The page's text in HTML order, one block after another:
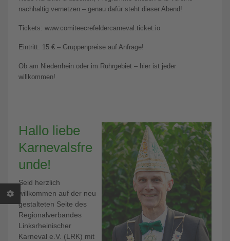
nachhaltig vernetzen – genau dafür steht dieser Abend!
Tickets: www.comiteecrefeldercarneval.ticket.io
Eintritt: 15 € – Gruppenpreise auf Anfrage!
Ob am Niederrhein oder im Ruhrgebiet – hier ist jeder
willkommen!
Hallo liebe
Karnevalsfre
unde!
Seid herzlich
willkommen auf der neu
gestalteten Seite des
Regionalverbandes
Linksrheinischer
Karneval e.V. (LRK) mit